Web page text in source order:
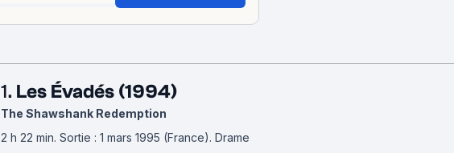
1. Les Évadés (1994)
The Shawshank Redemption
2 h 22 min. Sortie : 1 mars 1995 (France). Drame